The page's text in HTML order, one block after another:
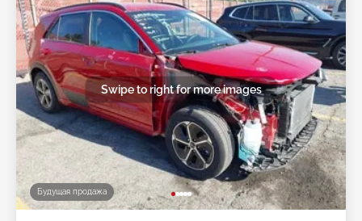
Будущая продажа
Swipe to right for more images